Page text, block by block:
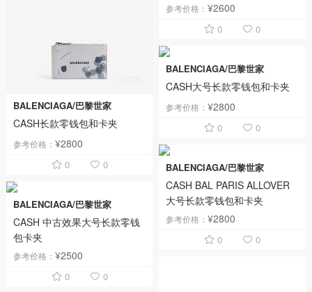
BALENCIAGA/巴黎世家
CASH长款零钱包和卡夹
参考价格： ¥2800
0 0
参考价格：¥2600
0 0
BALENCIAGA/巴黎世家
CASH大号长款零钱包和卡夹
参考价格：¥2800
0 0
BALENCIAGA/巴黎世家
CASH BAL PARIS ALLOVER
大号长款零钱包和卡夹
参考价格：¥2800
0 0
BALENCIAGA/巴黎世家
CASH 中古效果大号长款零钱
包卡夹
参考价格： ¥2500
0 0